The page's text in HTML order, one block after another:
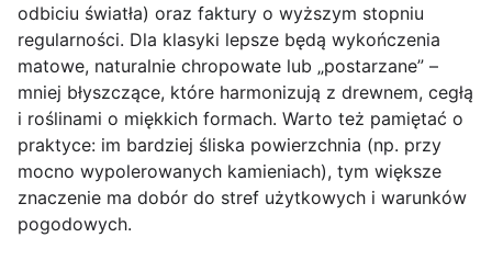
odbiciu światła) oraz faktury o wyższym stopniu
regularności. Dla klasyki lepsze będą wykończenia
matowe, naturalnie chropowate lub „postarzane” –
mniej błyszczące, które harmonizują z drewnem, cegłą
i roślinami o miękkich formach. Warto też pamiętać o
praktyce: im bardziej śliska powierzchnia (np. przy
mocno wypolerowanych kamieniach), tym większe
znaczenie ma dobór do stref użytkowych i warunków
pogodowych.